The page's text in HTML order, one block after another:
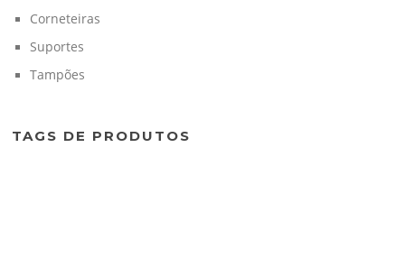
Corneteiras
Suportes
Tampões
TAGS DE PRODUTOS